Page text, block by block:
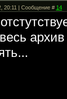
20:11 | Сообщение #14